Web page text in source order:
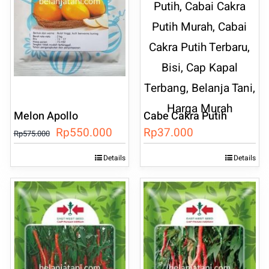
Melon Apollo
Rp575.000
Harga
Rp575.000.
Rp550.000Harga
saat
adalah:
Rp550.000.
Details
Cabe Cakra Putih
Rp37.000
Details